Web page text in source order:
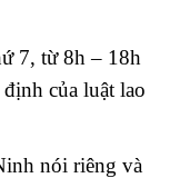
7, từ 8h – 18h
của luật lao
nói riêng và